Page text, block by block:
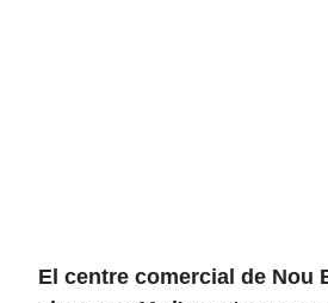
El centre comercial de Nou